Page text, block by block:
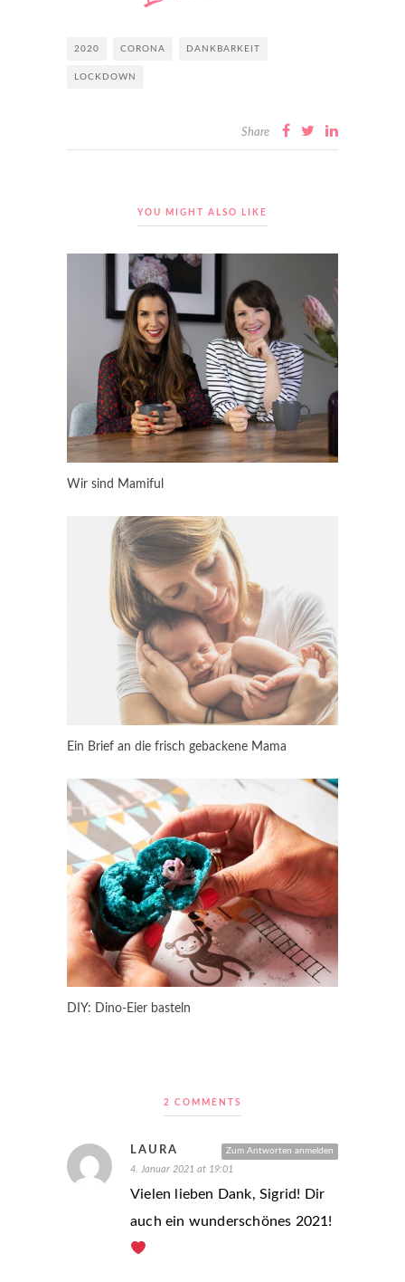
2020 CORONA DANKBARKEIT
LOCKDOWN
Share
YOU MIGHT ALSO LIKE
Wir sind Mamiful
Ein Brief an die frisch gebackene Mama
DIY: Dino-Eier basteln
2 COMMENTS
Zum Antworten anmelden
LAURA
4. Januar 2021 at 19:01
Vielen lieben Dank, Sigrid! Dir
auch ein wunderschönes 2021!